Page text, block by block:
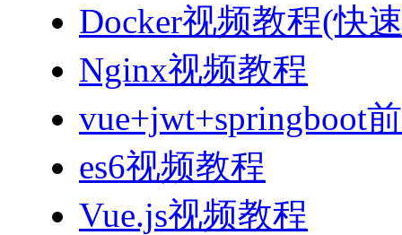
Docker视频教程(快
Nginx视频教程
vue+jwt+springboot
es6视频教程
Vue.js视频教程